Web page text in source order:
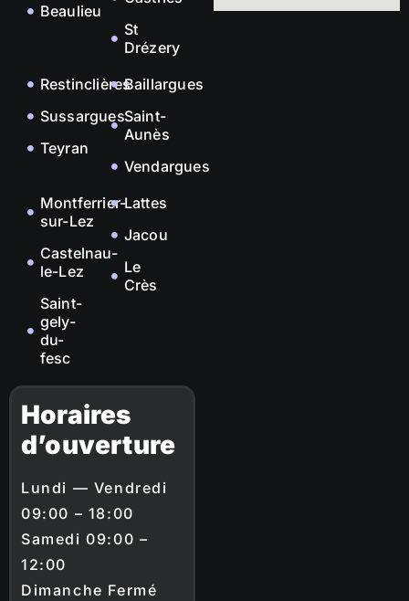
Beaulieu
St
Drézery
Restinclières
Sussargues
Teyran
Baillargues
Saint-
Aunès
Vendargues
Montferrier-
sur-Lez
Castelnau-
le-Lez
Saint-
gely-
du-
fesc
Lattes
Jacou
Le
Crès
Horaires
d’ouverture
Lundi — Vendredi
09:00 – 18:00
Samedi 09:00 –
12:00
Dimanche Fermé